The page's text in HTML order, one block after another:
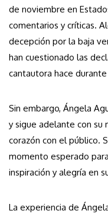
de noviembre en
comentarios y críticas.
decepción por la baja
han cuestionado las
cantautora hace
Sin embargo, Ángela
y sigue adelante con su
corazón con el público.
momento esperado
inspiración y alegría en
La experiencia de